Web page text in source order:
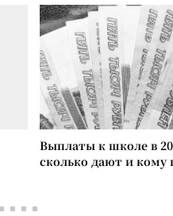
Выплаты к школе в
сколько дают и